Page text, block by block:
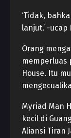
‘Tidak,
lanjut.’ -ucap
Orang
memperluas
House. Itu
Myriad Man
kecil di
Aliansi Tiran